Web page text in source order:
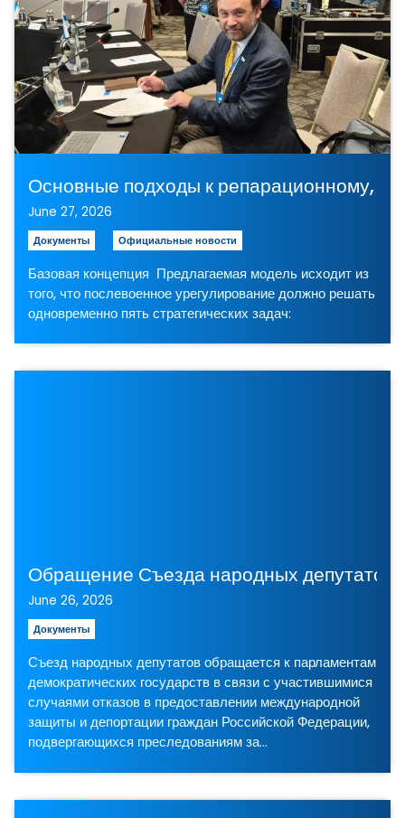
Основные подходы к репарационному,
June 27, 2026
Документы Официальные новости
Базовая концепция Предлагаемая модель исходит из
того, что послевоенное урегулирование должно решать
одновременно пять стратегических задач:
Обращение Съезда народных депутатов
June 26, 2026
Документы
Съезд народных депутатов обращается к парламентам
демократических государств в связи с участившимися
случаями отказов в предоставлении международной
защиты и депортации граждан Российской Федерации,
подвергающихся преследованиям за…